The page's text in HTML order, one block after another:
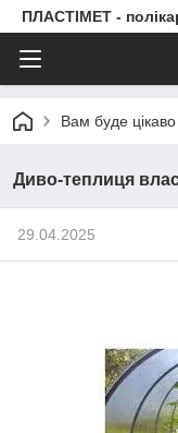
ПЛАСТІМЕТ -
Вам буде цікаво
Диво-теплиця
29.04.2025